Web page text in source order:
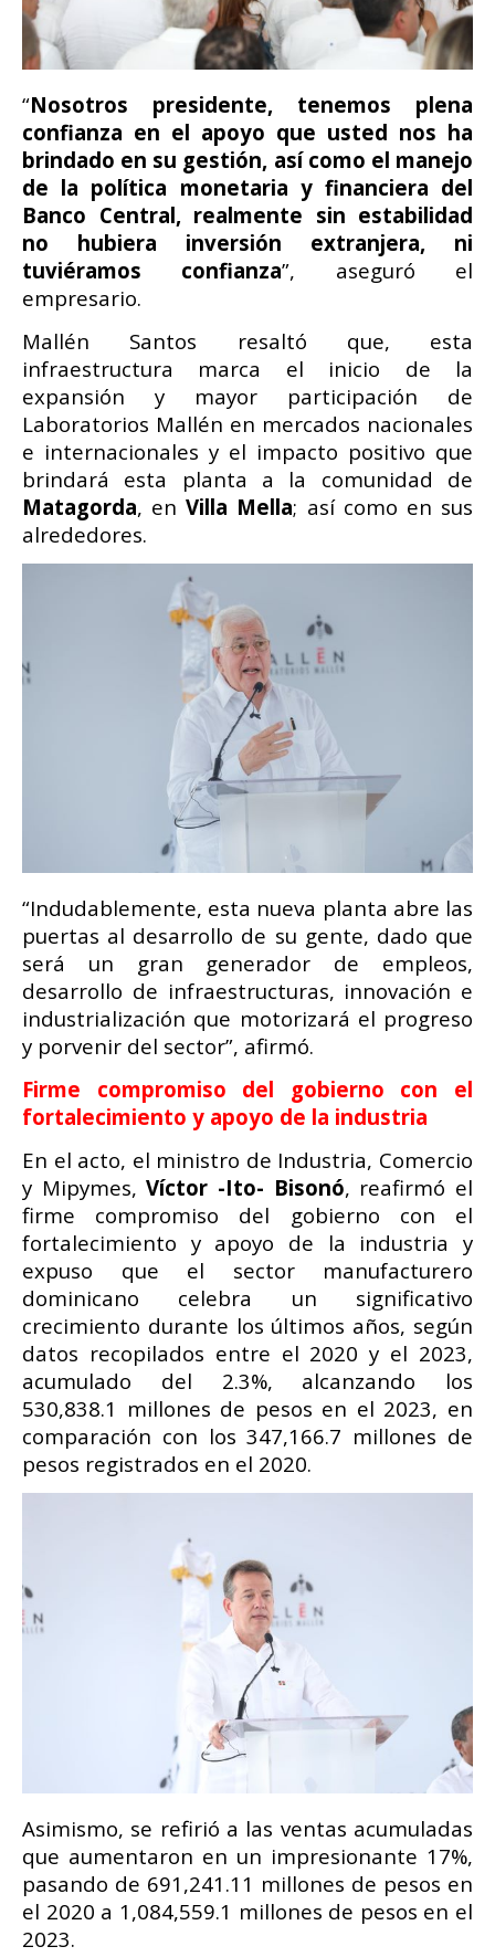
“Nosotros presidente, tenemos plena
confianza en el apoyo que usted nos ha
brindado en su gestión, así como el manejo
de la política monetaria y financiera del
Banco Central, realmente sin estabilidad
no hubiera inversión extranjera, ni
tuviéramos confianza”, aseguró el
empresario.
Mallén Santos resaltó que, esta
infraestructura marca el inicio de la
expansión y mayor participación de
Laboratorios Mallén en mercados nacionales
e internacionales y el impacto positivo que
brindará esta planta a la comunidad de
Matagorda, en Villa Mella; así como en sus
alrededores.
“Indudablemente, esta nueva planta abre las
puertas al desarrollo de su gente, dado que
será un gran generador de empleos,
desarrollo de infraestructuras, innovación e
industrialización que motorizará el progreso
y porvenir del sector”, afirmó.
Firme compromiso del gobierno con el
fortalecimiento y apoyo de la industria
En el acto, el ministro de Industria, Comercio
y Mipymes,Víctor -Ito- Bisonó, reafirmó el
firme compromiso del gobierno con el
fortalecimiento y apoyo de la industria y
expuso que el sector manufacturero
dominicano celebra un significativo
crecimiento durante los últimos años, según
datos recopilados entre el 2020 y el 2023,
acumulado del 2.3%, alcanzando los
530,838.1 millones de pesos en el 2023, en
comparación con los 347,166.7 millones de
pesos registrados en el 2020.
Asimismo, se refirió a las ventas acumuladas
que aumentaron en un impresionante 17%,
pasando de 691,241.11 millones de pesos en
el 2020 a 1,084,559.1 millones de pesos en el
2023.